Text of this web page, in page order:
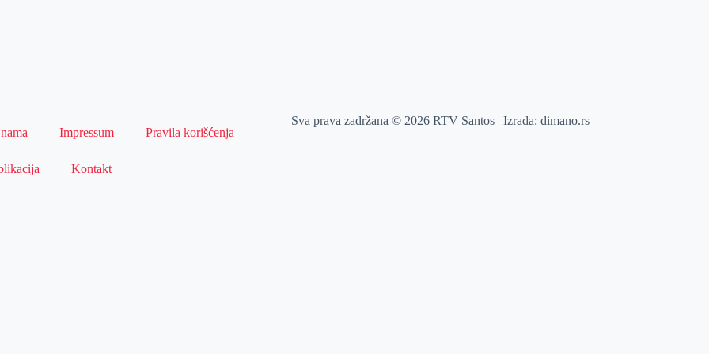
Impressum Pravila korišćenja
Kontakt
Sva prava zadržana © 2026 RTV Santos | Izrada:dimano.rs